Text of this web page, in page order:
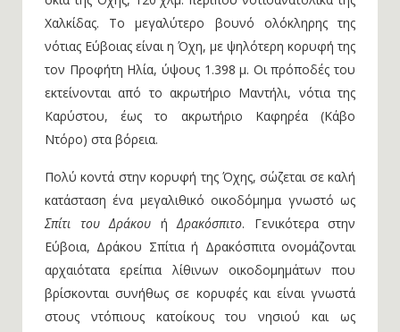
Χαλκίδας. Το μεγαλύτερο βουνό ολόκληρης της
νότιας Εύβοιας είναι η Όχη, με ψηλότερη κορυφή της
τον Προφήτη Ηλία, ύψους 1.398 μ. Οι πρόποδές του
εκτείνονται από το ακρωτήριο Μαντήλι, νότια της
Καρύστου, έως το ακρωτήριο Καφηρέα (Κάβο
Ντόρο) στα βόρεια.
Πολύ κοντά στην κορυφή της Όχης, σώζεται σε καλή
κατάσταση ένα μεγαλιθικό οικοδόμημα γνωστό ως
Σπίτι του Δράκου ήΔρακόσπιτο. Γενικότερα στην
Εύβοια, Δράκου Σπίτια ή Δρακόσπιτα ονομάζονται
αρχαιότατα ερείπια λίθινων οικοδομημάτων που
βρίσκονται συνήθως σε κορυφές και είναι γνωστά
στους ντόπιους κατοίκους του νησιού και ως